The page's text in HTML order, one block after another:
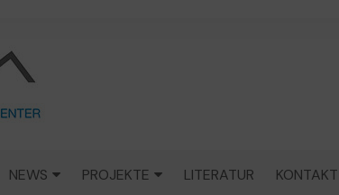
NEWS PROJEKTE LITERATUR KONTAKT